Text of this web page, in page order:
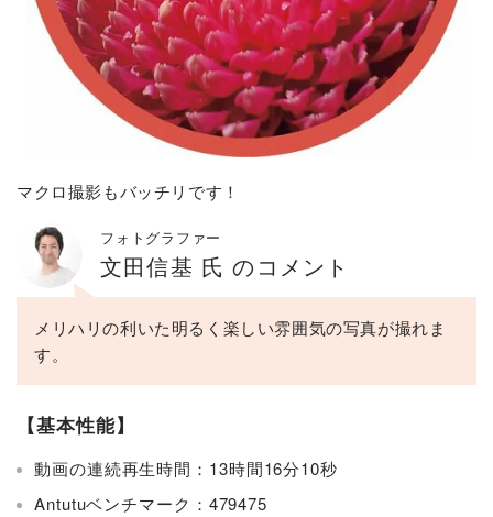
マクロ撮影もバッチリです！
フォトグラファー
文田信基 氏 のコメント
メリハリの利いた明るく楽しい雰囲気の写真が撮れま
す。
【基本性能】
動画の連続再生時間：13時間16分10秒
Antutuベンチマーク：479475